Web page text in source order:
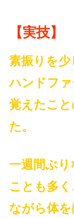
【実技】
素振りを少
ハンドフ
覚えたこ
た。
一週間ぶ
ことも多
ながら体